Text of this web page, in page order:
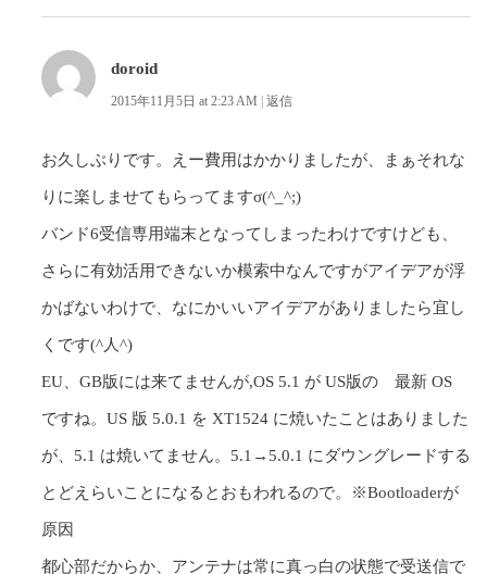
doroid
2015年11月5日 at 2:23 AM 返信
お久しぶりです。えー費用はかかりましたが、まぁそれな
りに楽しませてもらってますσ(^_^;)
バンド6受信専用端末となってしまったわけですけども、
さらに有効活用できないか模索中なんですがアイデアが浮
かばないわけで、なにかいいアイデアがありましたら宜し
くです(^人^)
EU、GB版には来てませんが,OS 5.1 が US版の 最新 OS
ですね。US 版 5.0.1 を XT1524 に焼いたことはありました
が、5.1 は焼いてません。5.1→5.0.1 にダウングレードする
とどえらいことになるとおもわれるので。※Bootloaderが
原因
都心部だからか、アンテナは常に真っ白の状態で受送信で